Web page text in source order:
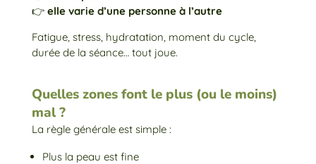
👉 elle varie d’une personne à l’autre
Fatigue, stress, hydratation, moment du cycle,
durée de la séance… tout joue.
Quelles zones font le plus (ou le moins)
mal ?
La règle générale est simple :
Plus la peau est fine